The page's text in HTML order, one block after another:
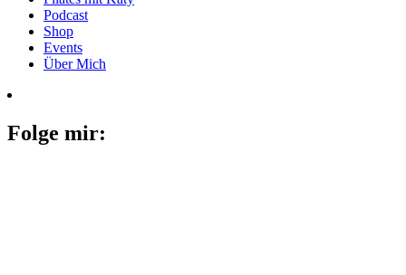
Podcast
Shop
Events
Über Mich
Folge mir: